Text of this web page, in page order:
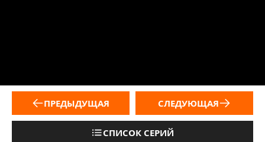
ПРЕДЫДУЩАЯ
СПИСОК СЕРИЙ
СЛЕДУЮЩАЯ